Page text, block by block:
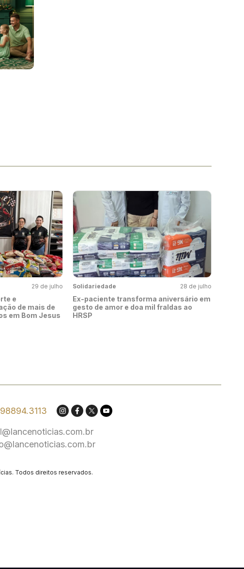
29 de julho
e
de mais de
em Bom Jesus
Solidariedade 28 de julho
Ex-paciente transforma aniversário em
gesto de amor e doa mil fraldas ao
HRSP
Todos direitos reservados.